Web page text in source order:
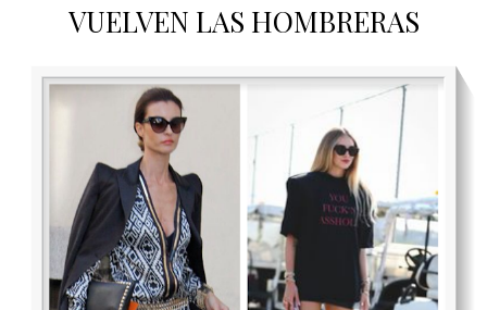
VUELVEN LAS HOMBRERAS